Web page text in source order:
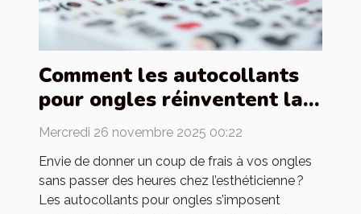
Comment les autocollants
pour ongles réinventent la
manucure française ?
Mercredi 26 novembre 2025 00:22
Envie de donner un coup de frais à vos ongles
sans passer des heures chez l’esthéticienne ?
Les autocollants pour ongles s’imposent